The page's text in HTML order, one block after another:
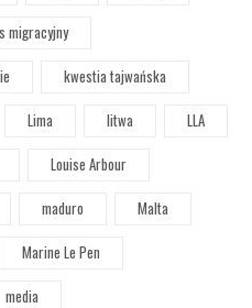
migracyjny
kwestia tajwańska
Lima litwa
LLA
Louise Arbour
maduro
Malta
Marine Le Pen
media